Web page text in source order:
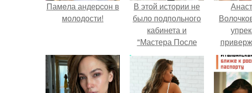
Памeла андеpcон в
молодости!
В этой истории не
было подпольного
кабинета и
"Мастера После
Двухнедельных
Курсов".